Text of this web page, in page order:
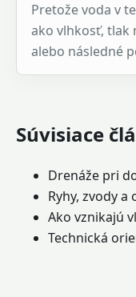
Pretože voda v
ako vlhkosť, tlak
alebo následné
Súvisiace
Drenáže pri
Ryhy, zvody
Ako vznikajú
Technická